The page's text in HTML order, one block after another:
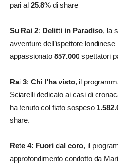
pari al 25.8% di share.
Su Rai 2: Delitti in Paradiso, la
avventure dell’ispettore
appassionato 857.000 spettatori
Rai 3: Chi l’ha visto, il
Sciarelli dedicato ai casi di
ha tenuto col fiato sospeso
share.
Rete 4: Fuori dal coro, il
approfondimento condotto da